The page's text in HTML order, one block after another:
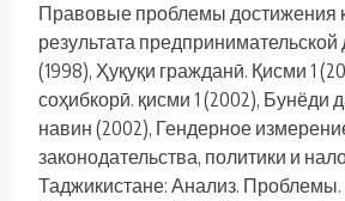
Правовые проблемы достижения
результата предпринимательской
(1998), Ҳуқуқи гражданӣ. Қисми 1
соҳибкорӣ. қисми 1 (2002), Бунёди
навин (2002), Гендерное
законодательства, политики и
Таджикистане: Анализ.